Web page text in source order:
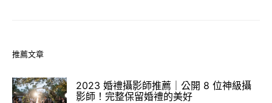
推薦文章
2023 婚禮攝影師推薦｜公開 8 位神級攝
影師！完整保留婚禮的美好